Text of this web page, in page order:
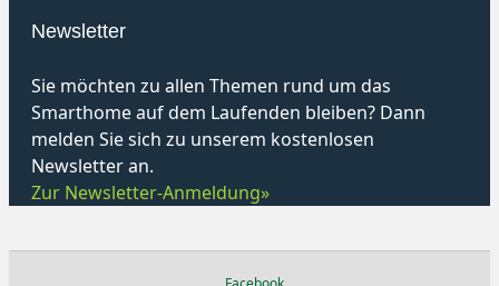
Newsletter
Sie möchten zu allen Themen rund um das
Smarthome auf dem Laufenden bleiben? Dann
melden Sie sich zu unserem kostenlosen
Newsletter an.
Zur Newsletter-Anmeldung»